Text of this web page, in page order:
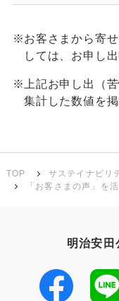
※お客さまから寄
しては、お申し
※ 上記お申し出（
集計した数値を
TOP サステイナビリ
「お客さまの声」を
明治安田